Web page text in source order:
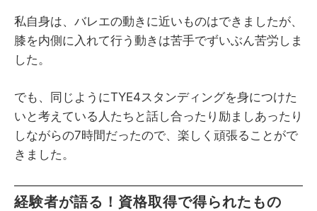
私自身は、バレエの動きに近いものはできましたが、
膝を内側に入れて行う動きは苦手でずいぶん苦労しま
した。
でも、同じようにTYE4スタンディングを身につけた
いと考えている人たちと話し合ったり励ましあったり
しながらの7時間だったので、楽しく頑張ることがで
きました。
経験者が語る！資格取得で得られたもの